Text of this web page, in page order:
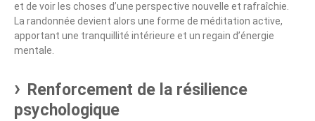
et de voir les choses d’une perspective nouvelle et rafraîchie.
La randonnée devient alors une forme de méditation active,
apportant une tranquillité intérieure et un regain d’énergie
mentale.
Renforcement de la résilience
psychologique